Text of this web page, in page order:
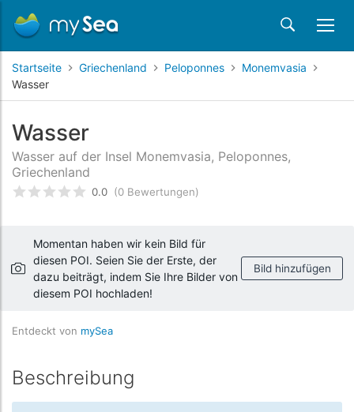
Startseite Griechenland Peloponnes
Monemvasia
Wasser
Wasser
Wasser auf der Insel Monemvasia, Peloponnes,
Griechenland
bewertet0 /5 beyogen auf
0.0 (0 Bewertungen)
Momentan haben wir kein Bild für
diesen POI. Seien Sie der Erste, der
dazu beiträgt, indem Sie Ihre Bilder von
diesem POI hochladen!
Bild hinzufügen
Entdeckt von mySea
Beschreibung